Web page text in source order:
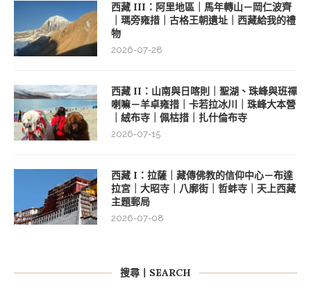
西藏 III：阿里地區｜馬年轉山－岡仁波齊
｜瑪旁雍措｜古格王朝遺址｜西藏給我的禮
物
2026-07-28
西藏 II：山南與日喀則｜聖湖、珠峰與班禪
喇嘛－羊卓雍措｜卡若拉冰川｜珠峰大本營
｜絨布寺｜佩枯措｜扎什倫布寺
2026-07-15
西藏 I：拉薩｜藏傳佛教的信仰中心－布達
拉宮｜大昭寺｜八廓街｜哲蚌寺｜天上西藏
主題郵局
2026-07-08
搜尋丨SEARCH